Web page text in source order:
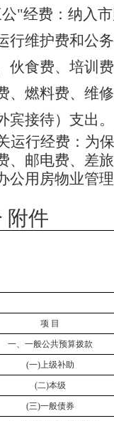
"经费 ：纳入
行维护费和公
伙食费、培训
、燃料费、维
宾接待）支出。
运行经费 ：为
、邮电费、差
公用房物业管
附件
项 目
一、一般公共预算拨款
(一)上级补助
(二)本级
(三)一般债券